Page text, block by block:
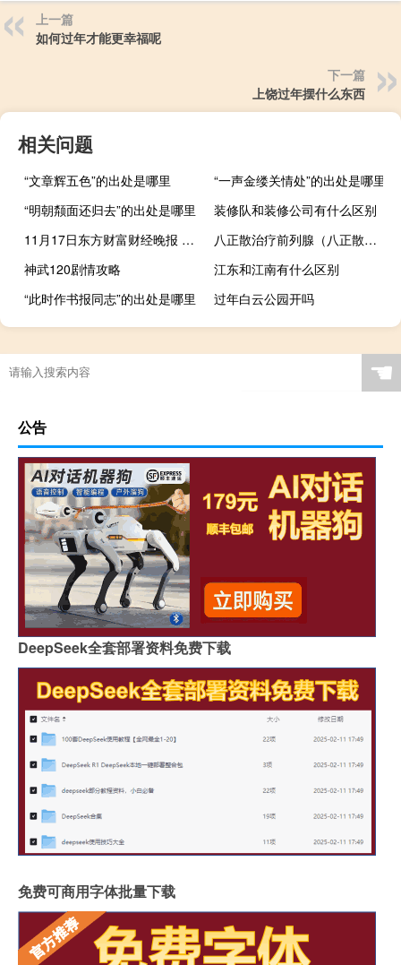
上一篇
如何过年才能更幸福呢
下一篇
上饶过年摆什么东西
相关问题
“文章辉五色”的出处是哪里
“一声金缕关情处”的出处是哪里
“明朝颒面还归去”的出处是哪里
装修队和装修公司有什么区别
11月17日东方财富财经晚报 附新闻联播
八正散治疗前列腺（八正散治前列腺炎几天见效）
神武120剧情攻略
江东和江南有什么区别
“此时作书报同志”的出处是哪里
过年白云公园开吗
☚
公告
DeepSeek全套部署资料免费下载
免费可商用字体批量下载